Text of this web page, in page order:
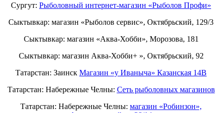
Сургут: Рыболовный интернет-магазин «Рыболов Профи»
Сыктывкар: магазин «Рыболов сервис», Октябрьский, 129/3
Сыктывкар: магазин «Аква-Хобби», Морозова, 181
Сыктывкар: магазин Аква-Хобби+ », Октябрьский, 92
Татарстан: Заинск Магазин «у Иваныча» Казанская 14В
Татарстан: Набережные Челны: Cеть рыболовных магазинов
Татарстан: Набережные Челны: магазин «Робинзон»,